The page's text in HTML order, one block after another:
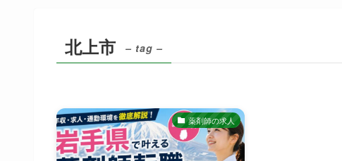
北上市 – tag –
薬剤師の求人